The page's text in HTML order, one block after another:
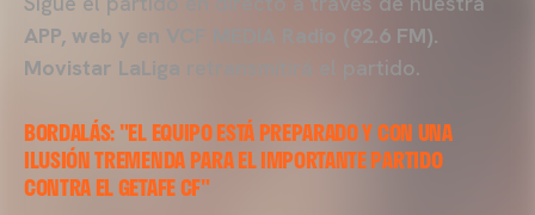
APP, web y en VCF MEDIA Radio (92.6 FM).
Movistar LaLiga
retransmitirá el partido.
BORDALÁS: "EL EQUIPO ESTÁ PREPARADO Y CON UNA
ILUSIÓN TREMENDA PARA EL IMPORTANTE PARTIDO
CONTRA EL GETAFE CF"